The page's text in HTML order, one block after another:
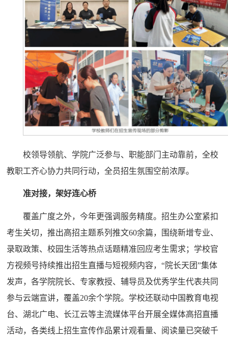
校领导领航、学院广泛参与、职能部门主动靠前，全校
教职工齐心协力共同行动，全员招生氛围空前浓厚。
准对接，架好连心桥
覆盖广度之外，今年更强调服务精度。招生办公室紧扣
考生关切，推出高招主题系列推文60余篇，围绕新增专业、
录取政策、校园生活等热点话题精准回应考生需求；学校官
方视频号持续推出招生直播与短视频内容，“院长天团”集体
发声，各学院院长、专家教授、辅导员及优秀学生代表共同
参与云端宣讲，覆盖20余个学院。学校还联动中国教育电视
台、湖北广电、长江云等主流媒体平台开展全媒体高招直播
活动，各类线上招生宣传作品累计观看量、阅读量已突破千